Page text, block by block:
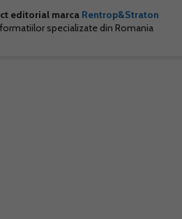
editorial marca Rentrop&Straton
specializate din Romania